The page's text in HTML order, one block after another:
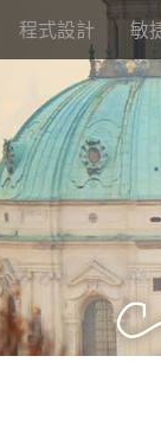
程式設計 敏